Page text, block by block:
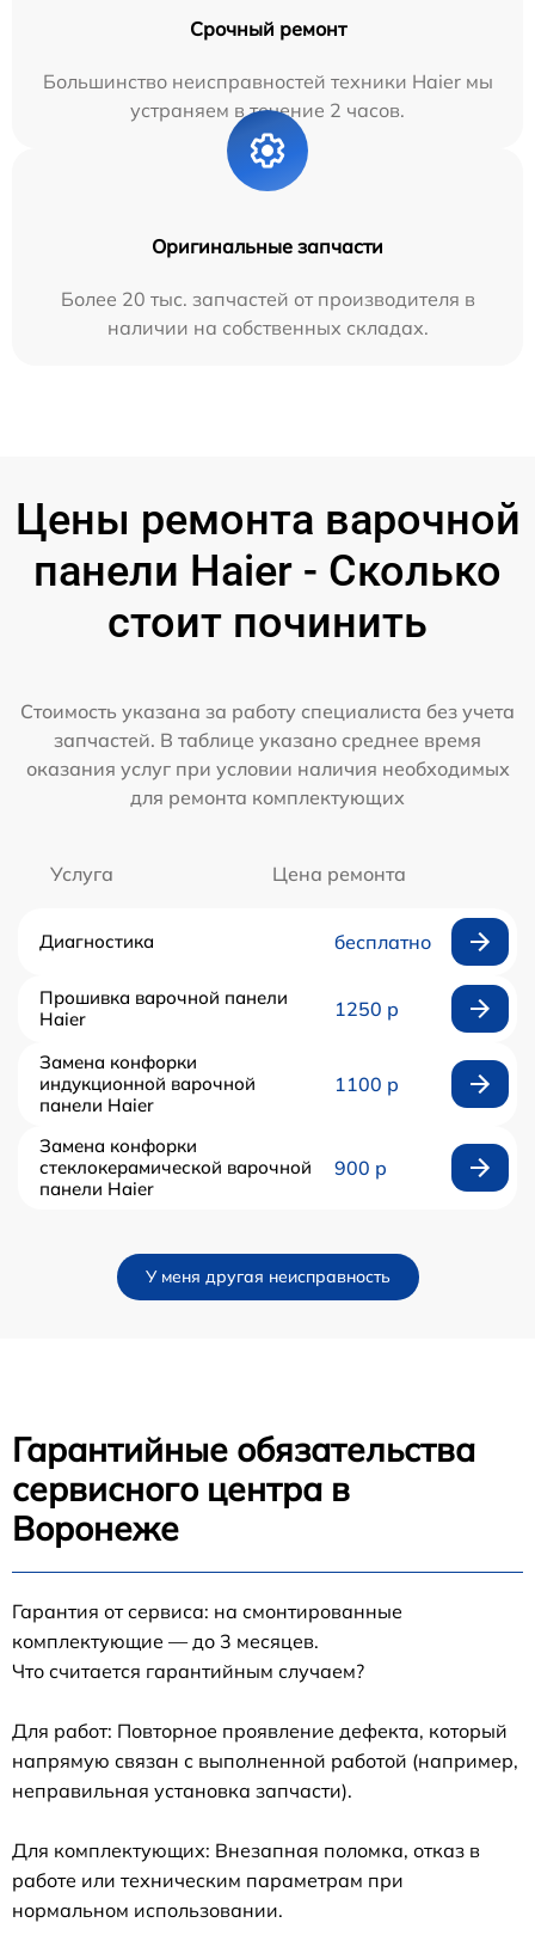
Срочный ремонт
Большинство неисправностей техники Haier мы
устраняем в течение 2 часов.
Оригинальные запчасти
Более 20 тыс. запчастей от производителя в
наличии на собственных складах.
Цены ремонта варочной
панели Haier - Сколько
стоит починить
Стоимость указана за работу специалиста без учета
запчастей. В таблице указано среднее время
оказания услуг при условии наличия необходимых
для ремонта комплектующих
Услуга Цена ремонта
Диагностика бесплатно
Прошивка варочной панели
Haier
1250 р
Замена конфорки
индукционной варочной
панели Haier
1100 р
Замена конфорки
стеклокерамической варочной
панели Haier
900 р
У меня другая неисправность
Гарантийные обязательства
сервисного центра в
Воронеже
Гарантия от сервиса: на смонтированные
комплектующие — до 3 месяцев.
Что считается гарантийным случаем?
Для работ: Повторное проявление дефекта, который
напрямую связан с выполненной работой (например,
неправильная установка запчасти).
Для комплектующих: Внезапная поломка, отказ в
работе или техническим параметрам при
нормальном использовании.